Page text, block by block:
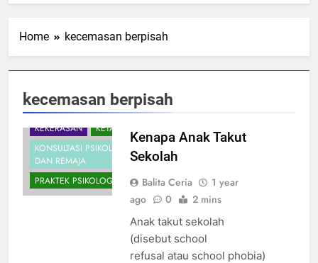
Home kecemasan berpisah
kecemasan berpisah
ANAKBERKEBUTUHANKHUSUS
APA ITU PSIKOLOG
KEKERASAN
KETAKUTAN
KONSULTASI PSIKOLOG ANAK
DAN REMAJA
PRAKTEK PSIKOLOG
Kenapa Anak Takut
Sekolah
Balita Ceria
1 year
ago
0 2 mins
Anak takut sekolah
(disebut school
refusal atau school phobia)